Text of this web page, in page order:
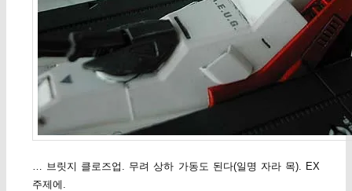
… 브릿지 클로즈업. 무려 상하 가동도 된다(일명 자라 목). EX
주제에.